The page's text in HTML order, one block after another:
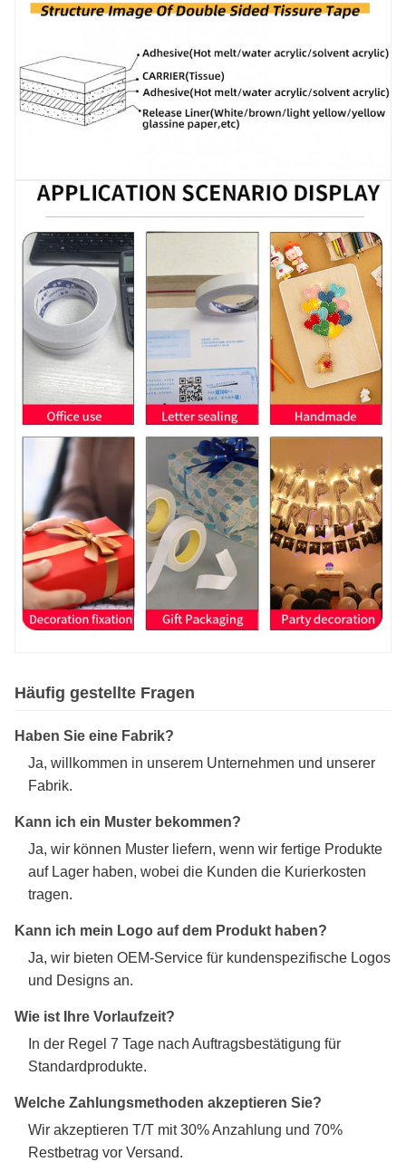
Häufig gestellte Fragen
Haben Sie eine Fabrik?
Ja, willkommen in unserem Unternehmen und unserer
Fabrik.
Kann ich ein Muster bekommen?
Ja, wir können Muster liefern, wenn wir fertige Produkte
auf Lager haben, wobei die Kunden die Kurierkosten
tragen.
Kann ich mein Logo auf dem Produkt haben?
Ja, wir bieten OEM-Service für kundenspezifische Logos
und Designs an.
Wie ist Ihre Vorlaufzeit?
In der Regel 7 Tage nach Auftragsbestätigung für
Standardprodukte.
Welche Zahlungsmethoden akzeptieren Sie?
Wir akzeptieren T/T mit 30% Anzahlung und 70%
Restbetrag vor Versand.